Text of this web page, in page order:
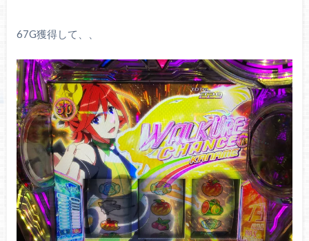
67G獲得して、、